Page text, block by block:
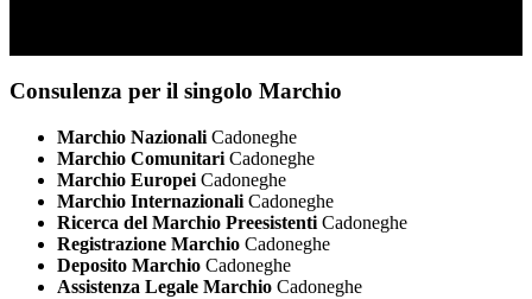
Consulenza per il singolo Marchio
Marchio Nazionali Cadoneghe
Marchio Comunitari Cadoneghe
Marchio Europei Cadoneghe
Marchio Internazionali Cadoneghe
Ricerca del Marchio Preesistenti Cadoneghe
Registrazione Marchio Cadoneghe
Deposito Marchio Cadoneghe
Assistenza Legale Marchio Cadoneghe